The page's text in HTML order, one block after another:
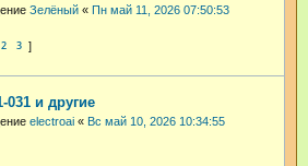
Зелёный « Пн май 11, 2026 07:50:53
2 3
031 и другие
electroai « Вс май 10, 2026 10:34:55